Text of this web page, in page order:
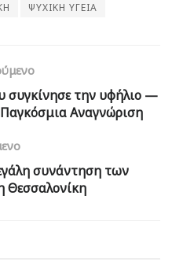
ΨΥΧΙΚΗ ΥΓΕΙΑ
συγκίνησε την υφήλιο —
Αναγνώριση
συνάντηση των
Θεσσαλονίκη